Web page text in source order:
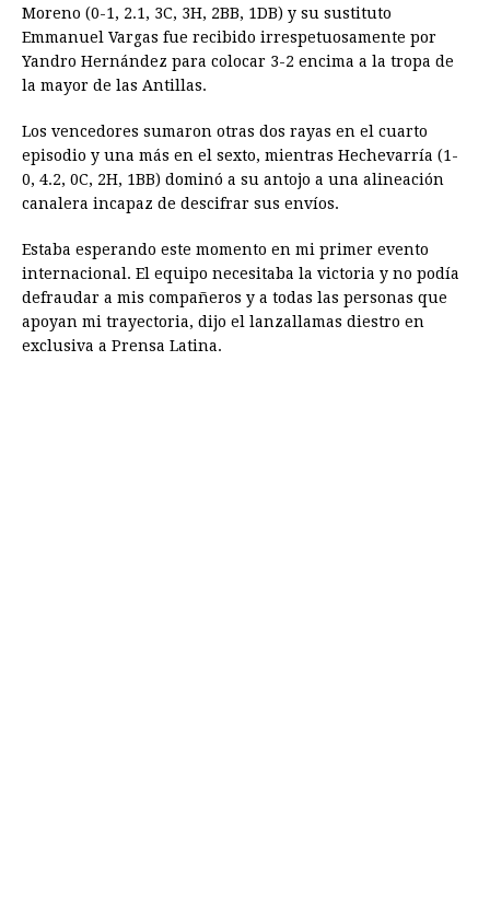
Moreno (0-1, 2.1, 3C, 3H, 2BB, 1DB) y su sustituto
Emmanuel Vargas fue recibido irrespetuosamente por
Yandro Hernández para colocar 3-2 encima a la tropa de
la mayor de las Antillas.
Los vencedores sumaron otras dos rayas en el cuarto
episodio y una más en el sexto, mientras Hechevarría (1-
0, 4.2, 0C, 2H, 1BB) dominó a su antojo a una alineación
canalera incapaz de descifrar sus envíos.
Estaba esperando este momento en mi primer evento
internacional. El equipo necesitaba la victoria y no podía
defraudar a mis compañeros y a todas las personas que
apoyan mi trayectoria, dijo el lanzallamas diestro en
exclusiva a Prensa Latina.